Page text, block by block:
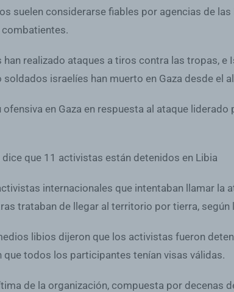
suelen considerarse fiables por agencias de
combatientes.
realizado ataques a tiros contra las tropas,
israelíes han muerto en Gaza desde el
ofensiva en Gaza en respuesta al ataque
dice que 11 activistas están detenidos en Libia
internacionales que intentaban llamar la
trataban de llegar al territorio por tierra, según
libios dijeron que los activistas fueron
que todos los participantes tenían visas válidas.
de la organización, compuesta por decenas